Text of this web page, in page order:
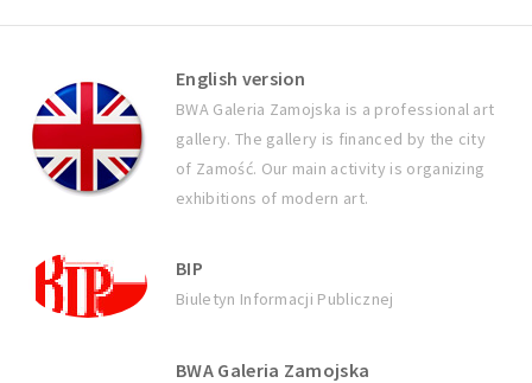
English version
BWA Galeria Zamojska is a professional art
gallery. The gallery is financed by the city
of Zamość. Our main activity is organizing
exhibitions of modern art.
BIP
Biuletyn Informacji Publicznej
BWA Galeria Zamojska